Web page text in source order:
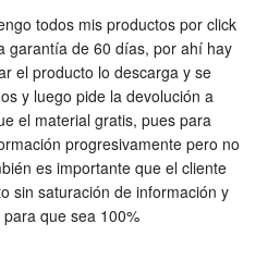
todos mis productos por click
garantía de 60 días, por ahí hay
el producto lo descarga y se
y luego pide la devolución a
el material gratis, pues para
progresivamente pero no
es importante que el cliente
sin saturación de información y
que sea 100%